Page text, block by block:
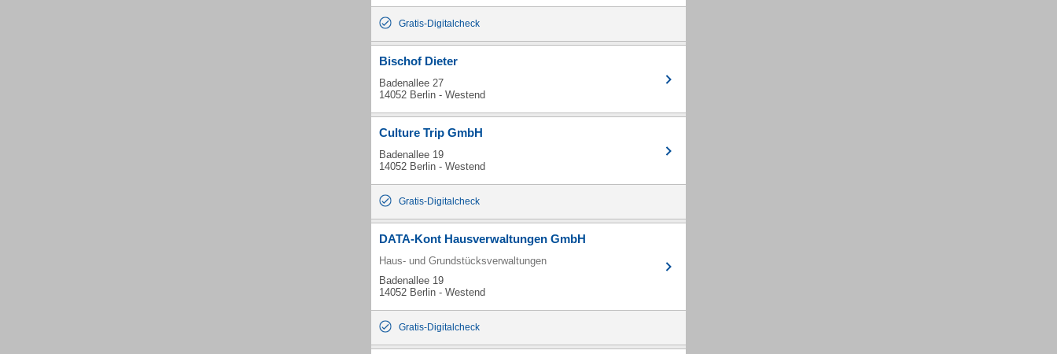
Gratis-Digitalcheck
Bischof Dieter
Badenallee 27
14052 Berlin - Westend
Culture Trip GmbH
Badenallee 19
14052 Berlin - Westend
Gratis-Digitalcheck
DATA-Kont Hausverwaltungen GmbH
Haus- und Grundstücksverwaltungen
Badenallee 19
14052 Berlin - Westend
Gratis-Digitalcheck